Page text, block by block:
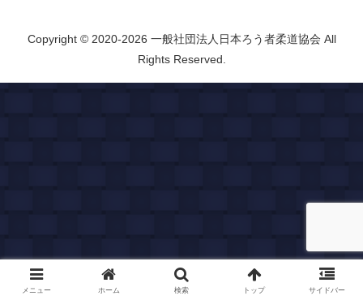
Copyright © 2020-2026 一般社団法人日本ろう者柔道協会 All
Rights Reserved.
メニュー ホーム 検索 トップ サイドバー